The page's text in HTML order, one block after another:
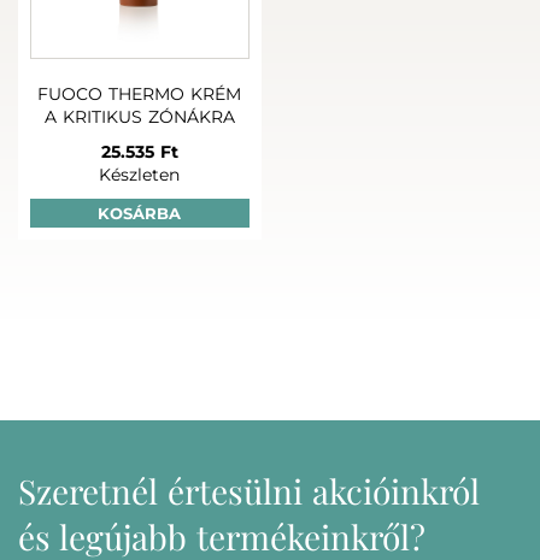
FUOCO THERMO KRÉM
A KRITIKUS ZÓNÁKRA
25.535 Ft
Készleten
KOSÁRBA
Szeretnél értesülni akcióinkról
és legújabb termékeinkről?